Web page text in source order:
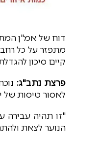
דוח של אמ"ן
מתפזר על כל
קיים סיכון
פרצת נתב"ג:
לאסור טיסות של
"זו תהיה עבירה
הנוער לצאת